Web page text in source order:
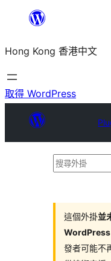
主
要
內
Hong Kong 香港中文
取得 WordPress
搜
這個外掛並
WordPress
發者可能不